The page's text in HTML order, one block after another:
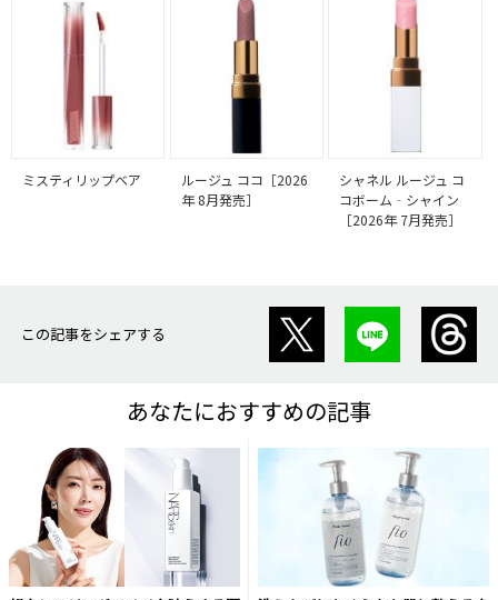
ミスティリップベア
ルージュ ココ［2026
年 8月発売］
シャネル ルージュ コ
コボーム‐シャイン
［2026年 7月発売］
この記事をシェアする
あなたにおすすめの記事